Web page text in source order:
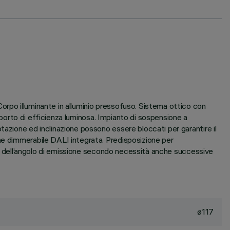
illuminante in alluminio pressofuso. Sistema ottico con
di efficienza luminosa. Impianto di sospensione a
ed inclinazione possono essere bloccati per garantire il
dimmerabile DALI integrata. Predisposizione per
di emissione secondo necessità anche successive
ø117